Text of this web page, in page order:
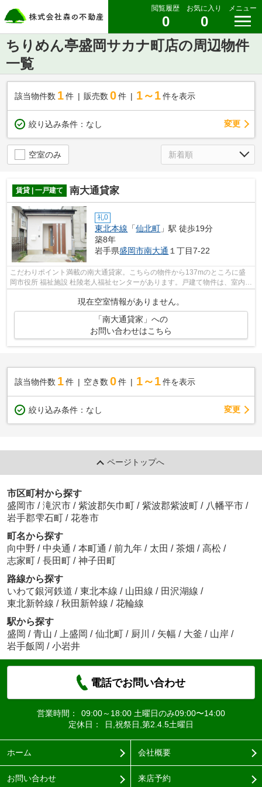
閲覧履歴
0
お気に入り
0
メニュー
ちりめん亭盛岡サカナ町店の周辺物件
一覧
該当物件数 1件 販売数 0 件 1～1 件を表示
絞り込み条件： なし 変更
空室のみ
賃貸 | 一戸建て 南大通貸家
礼0
東北本線 「仙北町 」駅 徒歩19分
築8年
岩手県盛岡市南大通 １丁目7-22
こだわりポイント満載の南大通貸家。こちらの物件から137mのところに盛
岡市役所 福祉施設 杜陵老人福祉センターがあります。戸建て物件は、室内の
現在空室情報がありません。
「南大通貸家」への
お問い合わせはこちら
該当物件数 1件 空き数 0 件 1～1 件を表示
絞り込み条件： なし 変更
ページトップへ
市区町村から探す
盛岡市 / 滝沢市 / 紫波郡矢巾町 / 紫波郡紫波町 / 八幡平市 /
岩手郡雫石町 / 花巻市
町名から探す
向中野 / 中央通 / 本町通 / 前九年 / 太田 / 茶畑 / 高松 /
志家町 / 長田町 / 神子田町
路線から探す
いわて銀河鉄道 / 東北本線 / 山田線 / 田沢湖線 /
東北新幹線 / 秋田新幹線 / 花輪線
駅から探す
盛岡 / 青山 / 上盛岡 / 仙北町 / 厨川 / 矢幅 / 大釜 / 山岸 /
岩手飯岡 / 小岩井
電話でお問い合わせ
営業時間：
09:00～18:00 土曜日のみ09:00〜14:00
定休日：
日,祝祭日,第2.4.5土曜日
ホーム 会社概要
お問い合わせ 来店予約